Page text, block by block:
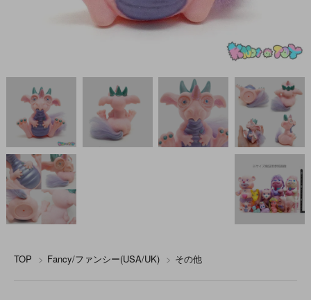
TOP > Fancy/ファンシー(USA/UK) > その他